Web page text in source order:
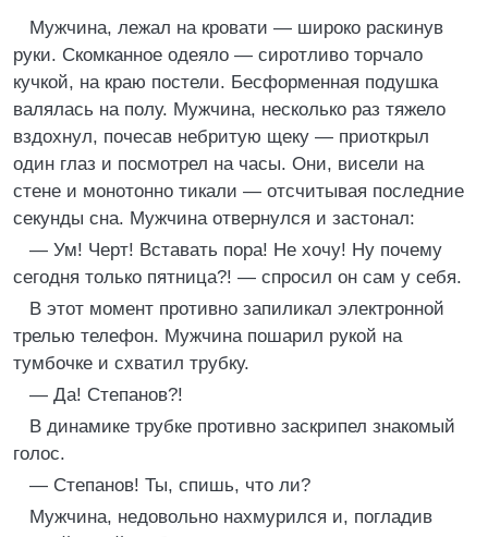
Мужчина, лежал на кровати — широко раскинув
руки. Скомканное одеяло — сиротливо торчало
кучкой, на краю постели. Бесформенная подушка
валялась на полу. Мужчина, несколько раз тяжело
вздохнул, почесав небритую щеку — приоткрыл
один глаз и посмотрел на часы. Они, висели на
стене и монотонно тикали — отсчитывая последние
секунды сна. Мужчина отвернулся и застонал:
— Ум! Черт! Вставать пора! Не хочу! Ну почему
сегодня только пятница?! — спросил он сам у себя.
В этот момент противно запиликал электронной
трелью телефон. Мужчина пошарил рукой на
тумбочке и схватил трубку.
— Да! Степанов?!
В динамике трубке противно заскрипел знакомый
голос.
— Степанов! Ты, спишь, что ли?
Мужчина, недовольно нахмурился и, погладив